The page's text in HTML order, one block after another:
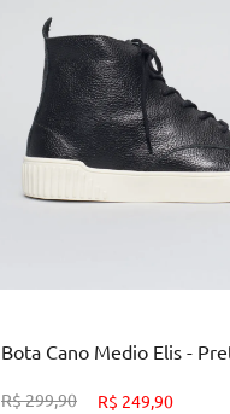
34 35 36
Bota Cano Medio Elis -
R$299,90 R$ 249,90